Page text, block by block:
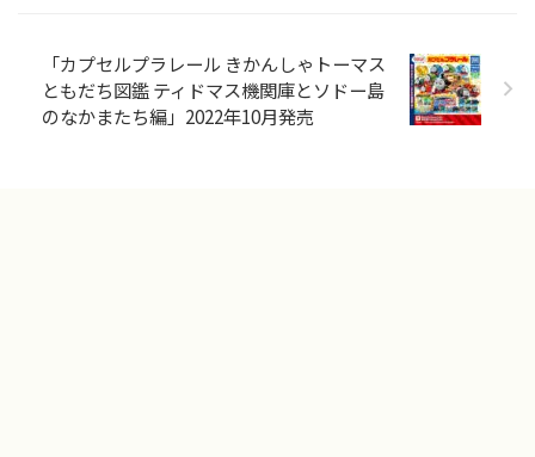
「カプセルプラレール きかんしゃトーマス
ともだち図鑑 ティドマス機関庫とソドー島
のなかまたち編」2022年10月発売